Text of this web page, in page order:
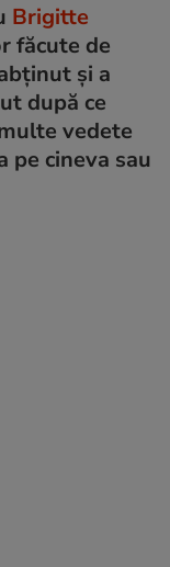
Brigitte
făcute de
și a
după ce
vedete
pe cineva sau